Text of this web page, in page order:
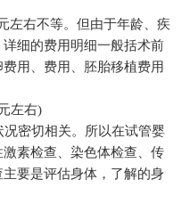
左右不等。但由于年龄、疾
细的费用明细一般括术前
用、费用、胚胎移植费用
左右)
密切相关。所以在试管婴
素检查、染色体检查、传
要是评估身体，了解的身